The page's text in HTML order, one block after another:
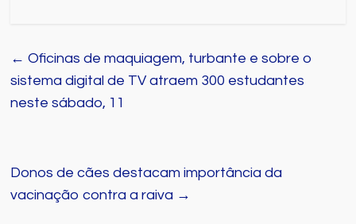
← Oficinas de maquiagem, turbante e sobre o
sistema digital de TV atraem 300 estudantes
neste sábado, 11
Donos de cães destacam importância da
vacinação contra a raiva →